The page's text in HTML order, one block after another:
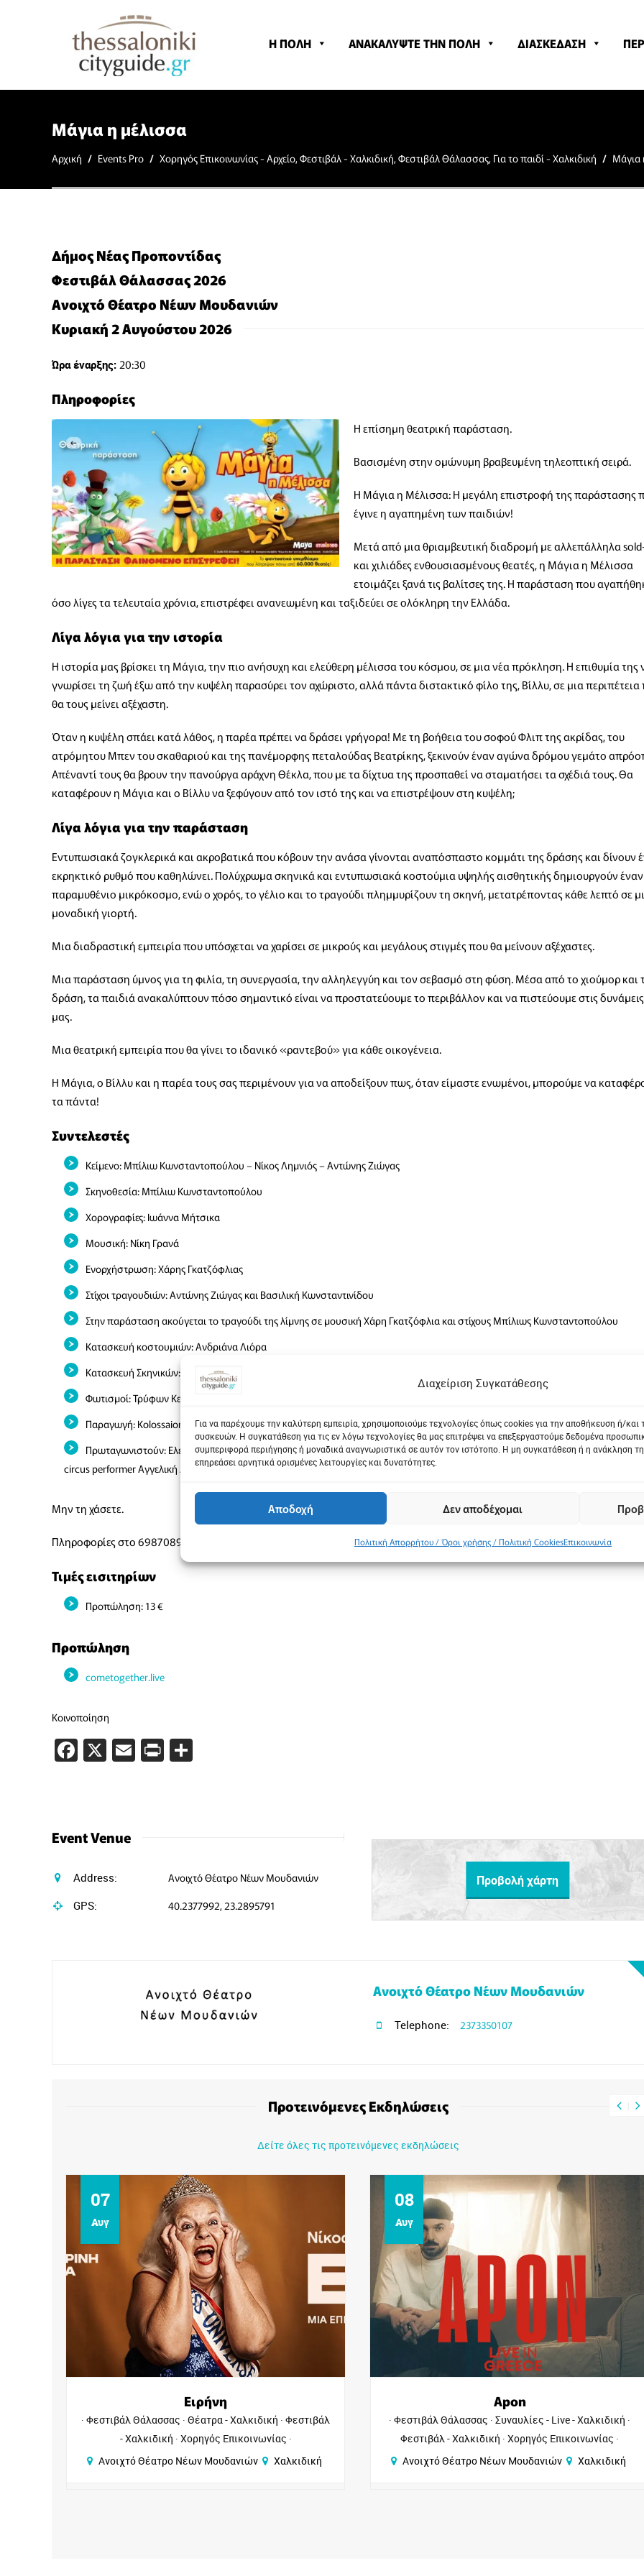
Διαχείριση Συγκατάθεσης
Για να παρέχουμε την καλύτερη εμπειρία, χρησιμοποιούμε τεχνολογίες όπως cookies για την αποθήκευση ή/
συσκευών. Η συγκατάθεση για τις εν λόγω τεχνολογίες θα μας επιτρέψει να επεξεργαστούμε δεδομένα
συμπεριφορά περιήγησης ή μοναδικά αναγνωριστικά σε αυτόν τον ιστότοπο. Η μη συγκατάθεση ή η ανάκληση
επηρεάσει αρνητικά ορισμένες λειτουργίες και δυνατότητες.
Αποδοχή Δεν αποδέχομαι
Πολιτική Απορρήτου / Όροι χρήσης / Πολιτική CookiesΕπικοινωνία
Η ΠΟΛΗ ΑΝΑΚΑΛΥΨΤΕ ΤΗΝ ΠΟΛΗ ΔΙΑΣΚΕΔΑΣΗ
Μάγια η μέλισσα
Αρχική / Events Pro / Χορηγός Επικοινωνίας - Αρχείο,Φεστιβάλ - Χαλκιδική,Φεστιβάλ Θάλασσας, Για το παιδί - Χαλκιδική / Μάγια
Δήμος Νέας Προποντίδας
Φεστιβάλ Θάλασσας 2026
Ανοιχτό Θέατρο Νέων Μουδανιών
Κυριακή 2 Αυγούστου 2026
Ώρα έναρξης: 20:30
Πληροφορίες
Η επίσημη θεατρική παράσταση.
Βασισμένη στην ομώνυμη βραβευμένη τηλεοπτική σειρά.
Η Μάγια η Μέλισσα: Η μεγάλη επιστροφή της παράστασης
έγινε η αγαπημένη των παιδιών!
Μετά από μια θριαμβευτική διαδρομή με αλλεπάλληλα
και χιλιάδες ενθουσιασμένους θεατές, η Μάγια η Μέλισσα
ετοιμάζει ξανά τις βαλίτσες της. Η παράσταση που
όσο λίγες τα τελευταία χρόνια, επιστρέφει ανανεωμένη και ταξιδεύει σε ολόκληρη την Ελλάδα.
Λίγα λόγια για την ιστορία
Η ιστορία μας βρίσκει τη Μάγια, την πιο ανήσυχη και ελεύθερη μέλισσα του κόσμου, σε μια νέα πρόκληση. Η επιθυμία της
γνωρίσει τη ζωή έξω από την κυψέλη παρασύρει τον αχώριστο, αλλά πάντα διστακτικό φίλο της, Βίλλυ, σε μια
θα τους μείνει αξέχαστη.
Όταν η κυψέλη σπάει κατά λάθος, η παρέα πρέπει να δράσει γρήγορα! Με τη βοήθεια του σοφού Φλιπ της ακρίδας, του
ατρόμητου Μπεν του σκαθαριού και της πανέμορφης πεταλούδας Βεατρίκης, ξεκινούν έναν αγώνα δρόμου γεμάτο
Απέναντί τους θα βρουν την πανούργα αράχνη Θέκλα, που με τα δίχτυα της προσπαθεί να σταματήσει τα σχέδιά τους. Θα
καταφέρουν η Μάγια και ο Βίλλυ να ξεφύγουν από τον ιστό της και να επιστρέψουν στη κυψέλη;
Λίγα λόγια για την παράσταση
Εντυπωσιακά ζογκλερικά και ακροβατικά που κόβουν την ανάσα γίνονται αναπόσπαστο κομμάτι της δράσης και δίνουν
εκρηκτικό ρυθμό που καθηλώνει. Πολύχρωμα σκηνικά και εντυπωσιακά κοστούμια υψηλής αισθητικής δημιουργούν έναν
παραμυθένιο μικρόκοσμο, ενώ ο χορός, το γέλιο και το τραγούδι πλημμυρίζουν τη σκηνή, μετατρέποντας κάθε λεπτό σε
μοναδική γιορτή.
Μια διαδραστική εμπειρία που υπόσχεται να χαρίσει σε μικρούς και μεγάλους στιγμές που θα μείνουν αξέχαστες.
Μια παράσταση ύμνος για τη φιλία, τη συνεργασία, την αλληλεγγύη και τον σεβασμό στη φύση. Μέσα από το χιούμορ και
δράση, τα παιδιά ανακαλύπτουν πόσο σημαντικό είναι να προστατεύουμε το περιβάλλον και να πιστεύουμε στις δυνάμεις
μας.
Μια θεατρική εμπειρία που θα γίνει το ιδανικό «ραντεβού» για κάθε οικογένεια.
Η Μάγια, ο Βίλλυ και η παρέα τους σας περιμένουν για να αποδείξουν πως, όταν είμαστε ενωμένοι, μπορούμε να
τα πάντα!
Συντελεστές
Κείμενο: Μπίλιω Κωνσταντοπούλου – Νίκος Λημνιός – Αντώνης Ζιώγας
Σκηνοθεσία: Μπίλιω Κωνσταντοπούλου
Χορογραφίες: Ιωάννα Μήτσικα
Μουσική: Νίκη Γρανά
Ενορχήστρωση: Χάρης Γκατζόφλιας
Στίχοι τραγουδιών: Αντώνης Ζιώγας και Βασιλική Κωνσταντινίδου
Στην παράσταση ακούγεται το τραγούδι της λίμνης σε μουσική Χάρη Γκατζόφλια και στίχους Μπίλιως Κωνσταντοπούλου
Κατασκευή κοστουμιών: Ανδριάνα Λιόρα
Κατασκευή Σκηνικών: Kolossaion Productions
Φωτισμοί: Τρύφων Κεχαγιάς
Παραγωγή: Kolossaion Productions
Πρωταγωνιστούν: Ελευθερία Θανάση, Γεωργία Κούκα, Ανδρέας Παπαϊωάννου, Ειρήνη Πρεβεζάνου, Νίκος Χρηστίδης μαζί τους
circus performer Αγγελική Δεληγιάννη
Μην τη χάσετε.
Πληροφορίες στο 6987089778
Τιμές εισιτηρίων
Προπώληση: 13 €
Προπώληση
cometogether.live
Κοινοποίηση
Facebook
X EmailPrintFriendly
Event Venue
Address:
Ανοιχτό Θέατρο Νέων Μουδανιών
GPS:
40.2377992, 23.2895791
Προβολή χάρτη
Ανοιχτό Θέατρο Νέων Μουδανιών
Telephone: 2373350107
Προτεινόμενες Εκδηλώσεις
Δείτε όλες τις προτεινόμενες εκδηλώσεις
07
Αυγ
Ειρήνη
Φεστιβάλ Θάλασσας Θέατρα - Χαλκιδική Φεστιβάλ
- Χαλκιδική Χορηγός Επικοινωνίας
Ανοιχτό Θέατρο Νέων Μουδανιών
Χαλκιδική
08
Αυγ
Apon
Φεστιβάλ Θάλασσας Συναυλίες - Live - Χαλκιδική
Φεστιβάλ - Χαλκιδική Χορηγός Επικοινωνίας
Ανοιχτό Θέατρο Νέων Μουδανιών
Χαλκιδική